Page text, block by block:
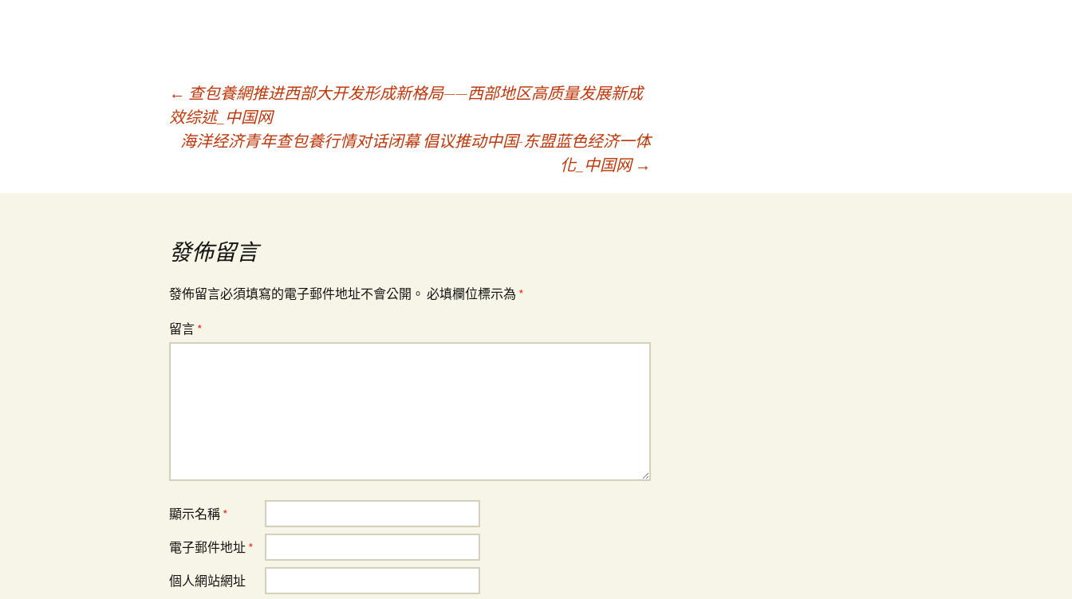
導
← 查包養網推进西部大开发形成新格局——西部地区高质量发展新成
效综述_中国网
海洋经济青年查包養行情对话闭幕 倡议推动中国-东盟蓝色经济一体
化_中国网 →
發佈留言
發佈留言必須填寫的電子郵件地址不會公開。 必填欄位標示為 *
留言 *
顯示名稱 *
電子郵件地址 *
個人網站網址